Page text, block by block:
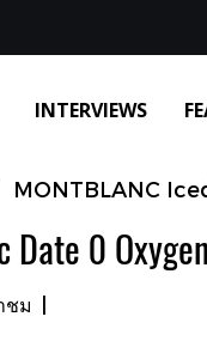
INTERVIEWS
MONTBLANC
Date 0
ชม